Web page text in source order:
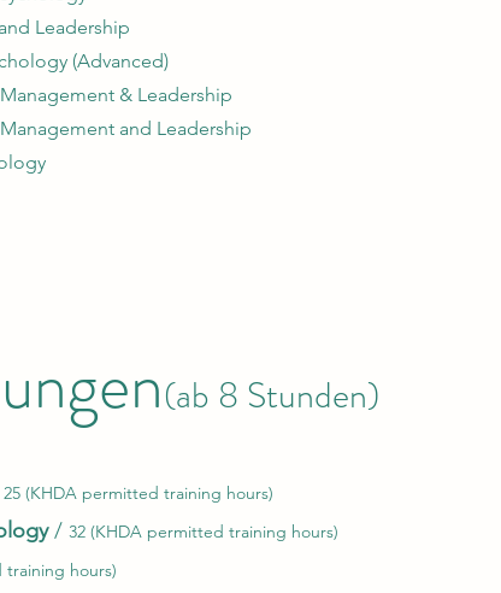
Leadership
(Advanced)
& Leadership
and Leadership
(ab 8 Stunden)
25 (KHDA permitted training hours)
/ 32 (KHDA permitted training hours)
hours)